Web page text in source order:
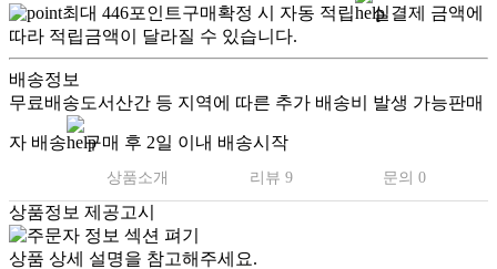
최대 446포인트구매확정 시 자동 적립
실결제 금액에
따라 적립금액이 달라질 수 있습니다.
배송정보
무료배송도서산간 등 지역에 따른 추가 배송비 발생 가능판매
자 배송 구매 후 2일 이내 배송시작
상품소개 리뷰 9 문의 0
상품정보 제공고시
상품 상세 설명을 참고해주세요.